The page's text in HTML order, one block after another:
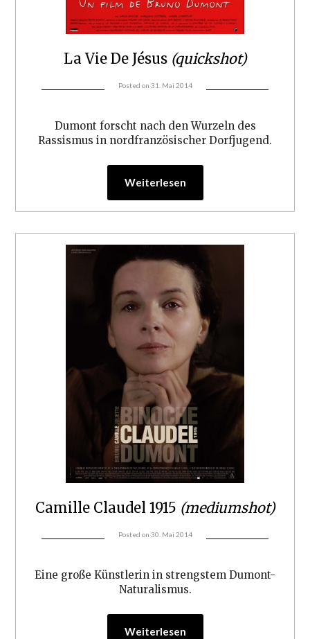
La Vie De Jésus (quickshot)
Posted on 31. Mai 2014
Dumont forscht nach den Wurzeln des
Rassismus in nordfranzösischer Dorfjugend.
Weiterlesen
Camille Claudel 1915 (mediumshot)
Posted on 30. Mai 2014
Eine große Künstlerin in strengstem Dumont-
Naturalismus.
Weiterlesen